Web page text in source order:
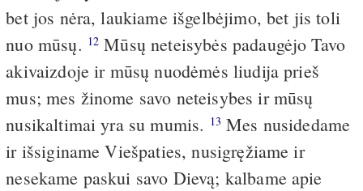
bet jos nėra, laukiame išgelbėjimo, bet jis toli
nuo mūsų. 12 Mūsų neteisybės padaugėjo Tavo
akivaizdoje ir mūsų nuodėmės liudija prieš
mus; mes žinome savo neteisybes ir mūsų
nusikaltimai yra su mumis. 13 Mes nusidedame
ir išsiginame Viešpaties, nusigręžiame ir
nesekame paskui savo Dievą; kalbame apie